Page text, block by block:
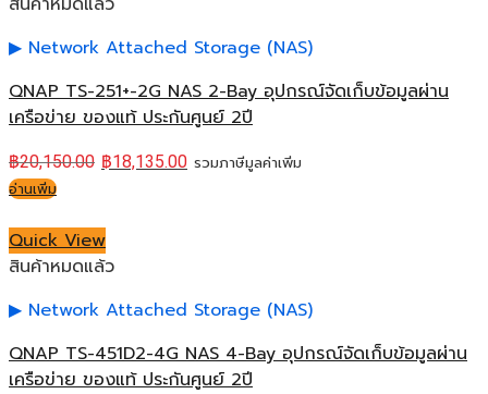
Network Attached Storage (NAS)
QNAP TS-251+-2G NAS 2-Bay อุปกรณ์จัดเก็บข้อมูลผ่าน
เครือข่าย ของแท้ ประกันศูนย์ 2ปี
฿20,150.00 ฿18,135.00 รวมภาษีมูลค่าเพิ่ม
อ่านเพิ่ม
Quick View
สินค้าหมดแล้ว
Network Attached Storage (NAS)
QNAP TS-451D2-4G NAS 4-Bay อุปกรณ์จัดเก็บข้อมูลผ่าน
เครือข่าย ของแท้ ประกันศูนย์ 2ปี